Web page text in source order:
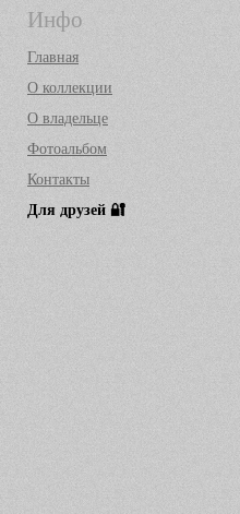
Инфо
Главная
О коллекции
О владельце
Фотоальбом
Контакты
Для друзей 🔐